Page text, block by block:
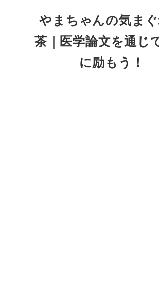
やまちゃんの気ま
茶｜医学論文を通じ
に励もう！